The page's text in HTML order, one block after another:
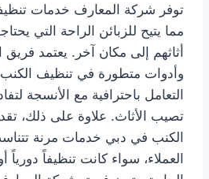
توفر شركة المعارف خدمات
مما يتيح للزبائن الراحة التي
أثاثهم إلى مكان آخر. يعتمد
وأدوات متطورة في تنظيف
التعامل باحترافية مع الأنسجة
تصيب الأثاث. علاوة على ذلك،
الكنب في دبي خدمات مرنة
العملاء، سواء كانت تنظيفاً